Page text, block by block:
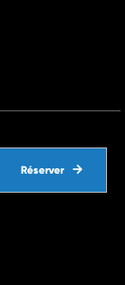
Réserver